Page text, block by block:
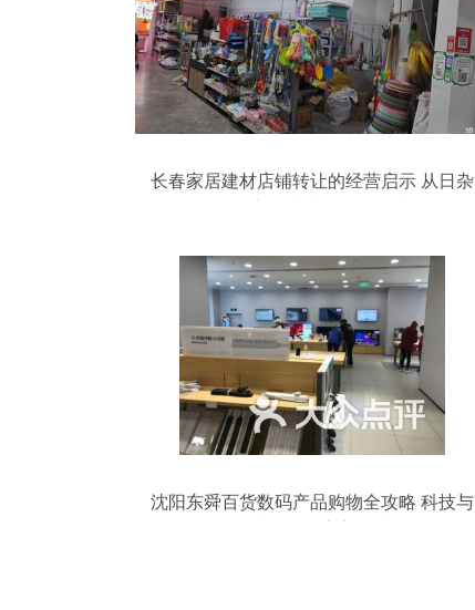
长春家居建材店铺转让的经营启示 从日杂
沈阳东舜百货数码产品购物全攻略 科技与